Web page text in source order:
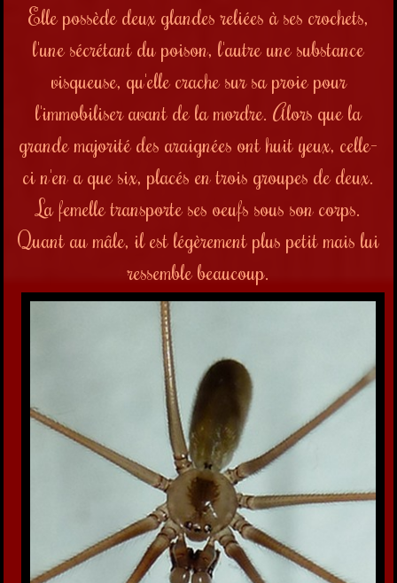
Elle possède deux glandes reliées à ses crochets,
l'une sécrétant du poison, l'autre une substance
visqueuse, qu'elle crache sur sa proie pour
l'immobiliser avant de la mordre. Alors que la
grande majorité des araignées ont huit yeux, celle-
ci n'en a que six, placés en trois groupes de deux.
La femelle transporte ses oeufs sous son corps.
Quant au mâle, il est légèrement plus petit mais lui
ressemble beaucoup.